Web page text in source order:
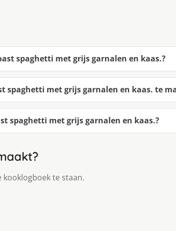
spaghetti met grijs garnalen en kaas.?
spaghetti met grijs garnalen en kaas. te
spaghetti met grijs garnalen en kaas.?
te staan.